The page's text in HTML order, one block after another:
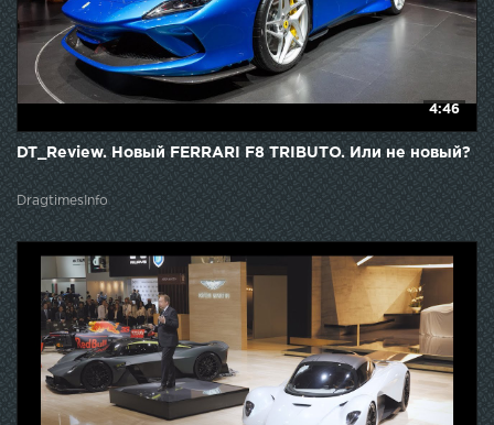
4:46
DT_Review. Новый FERRARI F8 TRIBUTO. Или не новый?
DragtimesInfo